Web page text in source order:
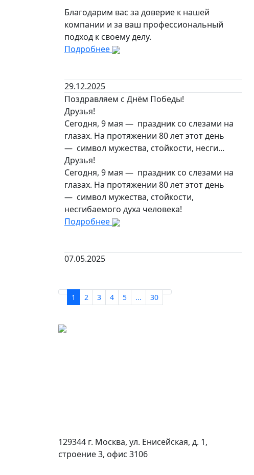
Благодарим вас за доверие к нашей
компании и за ваш профессиональный
подход к своему делу.
Подробнее
29.12.2025
Поздравляем с Днём Победы!
Друзья!
Сегодня, 9 мая — праздник со слезами на
глазах. На протяжении 80 лет этот день
— символ мужества, стойкости, несги...
Друзья!
Сегодня, 9 мая — праздник со слезами на
глазах. На протяжении 80 лет этот день
— символ мужества, стойкости,
несгибаемого духа человека!
Подробнее
07.05.2025
1 2 3 4 5 ... 30
129344 г. Москва, ул. Енисейская, д. 1,
строение 3, офис 3106